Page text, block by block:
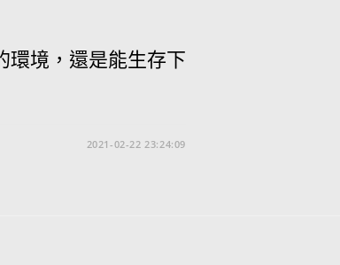
環境，還是能生存下
2021-02-22 23:24:09